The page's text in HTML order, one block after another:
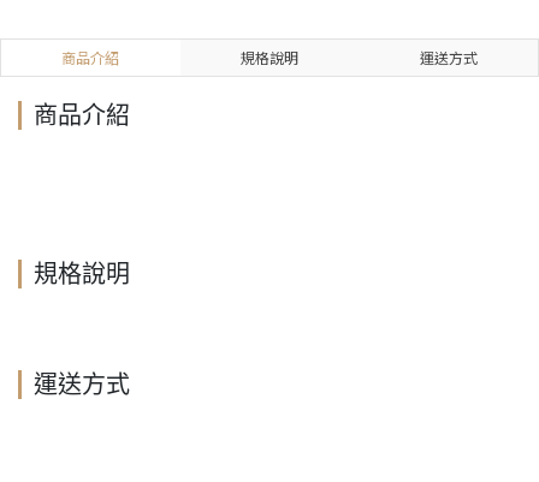
商品介紹 規格說明 運送方式
商品介紹
規格說明
運送方式